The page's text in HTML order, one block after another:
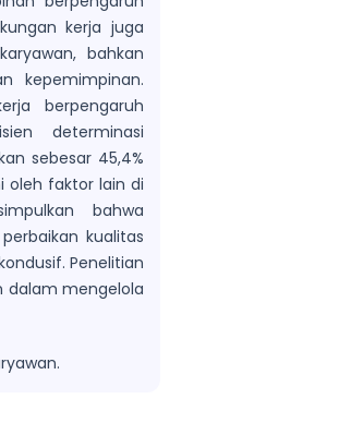
kerja juga
bahkan
kepemimpinan.
berpengaruh
determinasi
sebesar 45,4%
oleh faktor lain di
bahwa
kualitas
Penelitian
dalam mengelola